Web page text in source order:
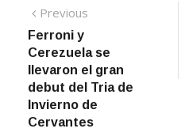
Navegación
de
entradas
Previous
Ferroni y
Cerezuela se
llevaron el gran
debut del Tria de
Invierno de
Cervantes